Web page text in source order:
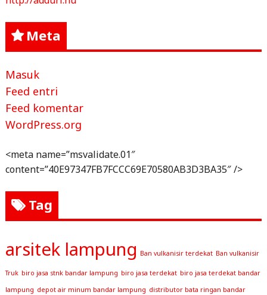
Meta
Masuk
Feed entri
Feed komentar
WordPress.org
<meta name=”msvalidate.01″
content=”40E97347FB7FCCC69E70580AB3D3BA35″ />
Tag
arsitek lampung Ban vulkanisir terdekat Ban vulkanisir
Truk biro jasa stnk bandar lampung biro jasa terdekat biro jasa terdekat bandar
lampung depot air minum bandar lampung distributor bata ringan bandar